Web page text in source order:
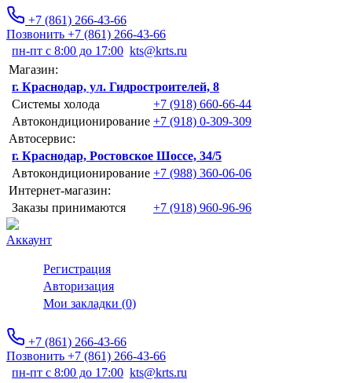
+7 (861) 266-43-66
Позвонить +7 (861) 266-43-66
пн-пт с 8:00 до 17:00 kts@krts.ru
Магазин:
г. Краснодар, ул. Гидростроителей, 8
Системы холода
+7 (918) 660-66-44
Автокондиционирование +7 (918) 0-309-309
Автосервис:
г. Краснодар, Ростовское Шоссе, 34/5
Автокондиционирование +7 (988) 360-06-06
Интернет-магазин:
Заказы принимаются
+7 (918) 960-96-96
Аккаунт
Регистрация
Авторизация
Мои закладки (0)
+7 (861) 266-43-66
Позвонить +7 (861) 266-43-66
пн-пт с 8:00 до 17:00 kts@krts.ru